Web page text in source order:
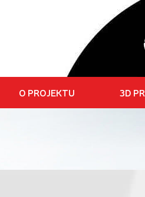
O PROJEKTU 3D